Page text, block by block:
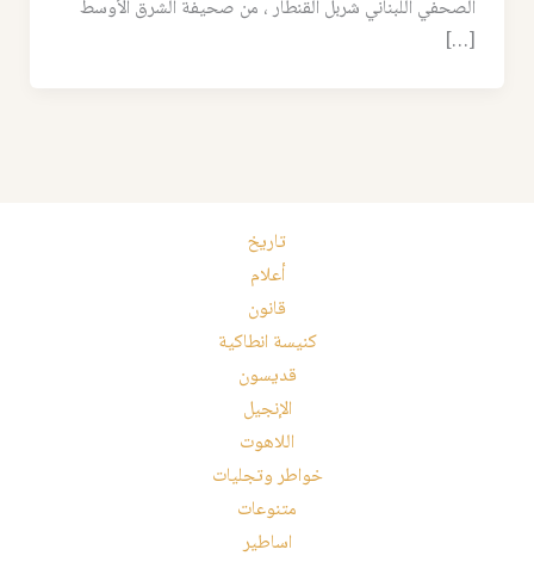
الصحفي اللبناني شربل القنطار ، من صحيفة الشرق الأوسط
[…]
تاريخ
أعلام
قانون
كنيسة انطاكية
قديسون
الإنجيل
اللاهوت
خواطر وتجليات
متنوعات
اساطير